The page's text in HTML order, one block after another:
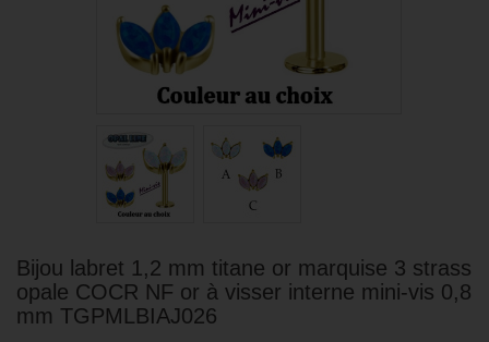
Bijou labret 1,2 mm titane or marquise 3 strass
opale COCR NF or à visser interne mini-vis 0,8
mm TGPMLBIAJ026